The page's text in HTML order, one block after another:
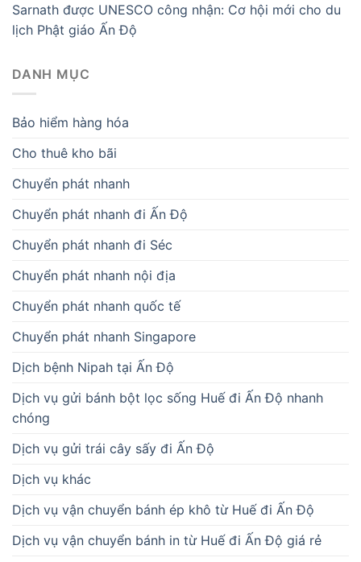
Sarnath được UNESCO công nhận: Cơ hội mới cho du
lịch Phật giáo Ấn Độ
DANH MỤC
Bảo hiểm hàng hóa
Cho thuê kho bãi
Chuyển phát nhanh
Chuyển phát nhanh đi Ấn Độ
Chuyển phát nhanh đi Séc
Chuyển phát nhanh nội địa
Chuyển phát nhanh quốc tế
Chuyển phát nhanh Singapore
Dịch bệnh Nipah tại Ấn Độ
Dịch vụ gửi bánh bột lọc sống Huế đi Ấn Độ nhanh
chóng
Dịch vụ gửi trái cây sấy đi Ấn Độ
Dịch vụ khác
Dịch vụ vận chuyển bánh ép khô từ Huế đi Ấn Độ
Dịch vụ vận chuyển bánh in từ Huế đi Ấn Độ giá rẻ